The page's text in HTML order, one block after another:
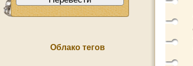
Облако тегов